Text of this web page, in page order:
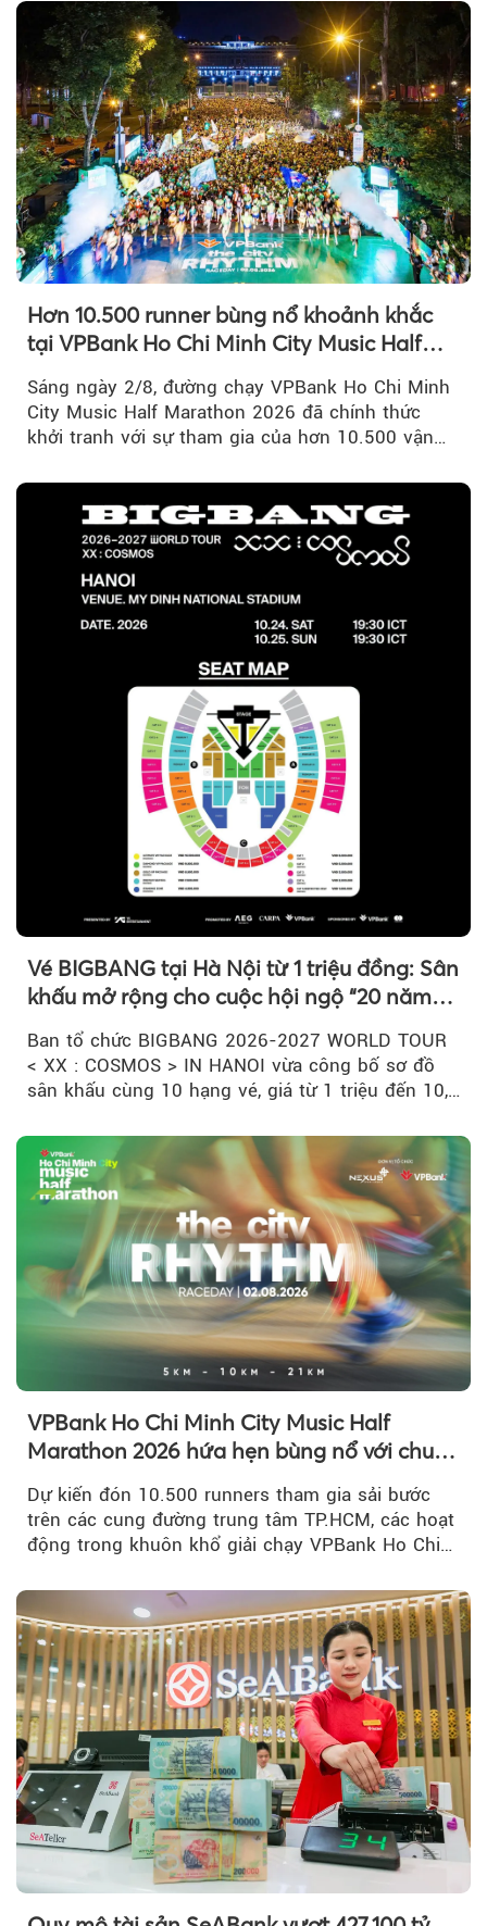
Hơn 10.500 runner bùng nổ khoảnh khắc
tại VPBank Ho Chi Minh City Music Half
Sáng ngày 2/8, đường chạy VPBank Ho Chi Minh
City Music Half Marathon 2026 đã chính thức
khởi tranh với sự tham gia của hơn 10.500 vận
Vé BIGBANG tại Hà Nội từ 1 triệu đồng: Sân
khấu mở rộng cho cuộc hội ngộ “20 năm
có một”
Ban tổ chức BIGBANG 2026-2027 WORLD TOUR
< XX : COSMOS > IN HANOI vừa công bố sơ đồ
sân khấu cùng 10 hạng vé, giá từ 1 triệu đến 10,5
VPBank Ho Chi Minh City Music Half
Marathon 2026 hứa hẹn bùng nổ với chuỗi
hoạt động đa trải nghiệm
Dự kiến đón 10.500 runners tham gia sải bước
trên các cung đường trung tâm TP.HCM, các hoạt
động trong khuôn khổ giải chạy VPBank Ho Chi